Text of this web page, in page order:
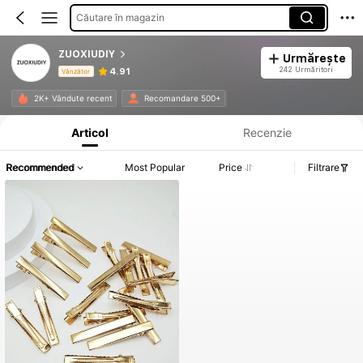
Căutare în magazin
ZUOXIUDIY
Vânzător 4.91
Urmărește
242 Urmăritori
2K+ Vândute recent Recomandare 500+
Informații despre produs: Divulgarea prețului, detalii privind vânzările și stocul.
Articol Recenzie
Recommended Most Popular Price Filtrare